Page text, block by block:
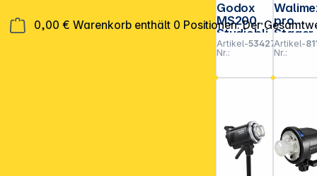
0,00 € Warenkorb enthält 0 Positionen. Der
Godox
MS200
Studiobli
tzgerät
200Ws
Artikel-
Nr.:
534270
pro
Stager
600
Set
Artikel-
Nr.: